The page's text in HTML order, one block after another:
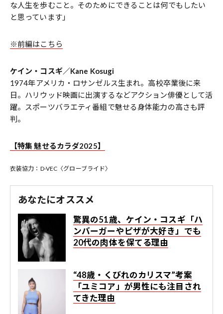
な人生を歩むこと。そのためにできることは何でもしたい
と思っています」
※前編はこちら
ケイン・コスギ／Kane Kosugi
1974年アメリカ・ロサンゼルス生まれ。高校卒業後に来
日。ハリウッド映画に出演するなどアクション俳優として活
躍。スポーツバラエティ番組で魅せる身体能力の高さも評
判。
【特集 魅せるカラダ2025】
衣装協力：D-VEC〈グローブライド〉
あなたにオススメ
驚異の51歳、ケイン・コスギ「ハ
ンバーガーやピザが大好き」でも
20代の肉体を保てる理由
“48歳・くびれのカリスマ”考案
「ユミコア」が男性にも注目され
てきた理由